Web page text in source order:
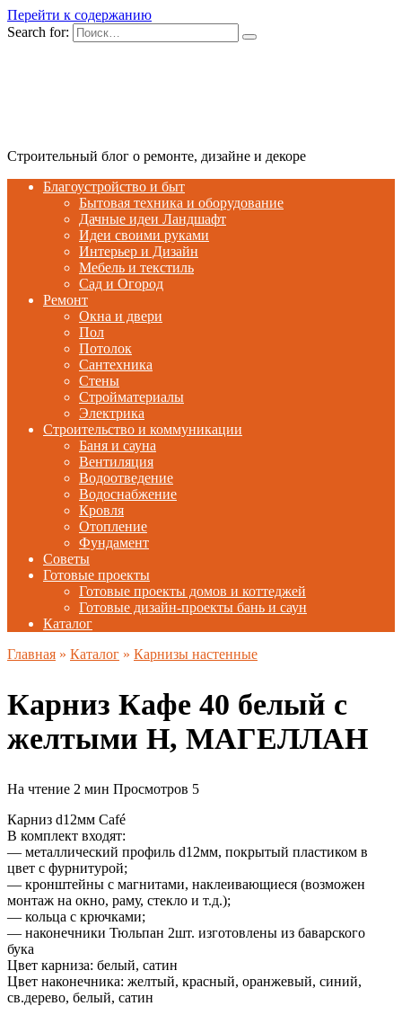
Перейти к содержанию
Search for:
Строительный блог о ремонте, дизайне и декоре
Благоустройство и быт
Бытовая техника и оборудование
Дачные идеи Ландшафт
Идеи своими руками
Интерьер и Дизайн
Мебель и текстиль
Сад и Огород
Ремонт
Окна и двери
Пол
Потолок
Сантехника
Стены
Стройматериалы
Электрика
Строительство и коммуникации
Баня и сауна
Вентиляция
Водоотведение
Водоснабжение
Кровля
Отопление
Фундамент
Советы
Готовые проекты
Готовые проекты домов и коттеджей
Готовые дизайн-проекты бань и саун
Каталог
Главная » Каталог » Карнизы настенные
Карниз Кафе 40 белый с
желтыми Н, МАГЕЛЛАН
На чтение 2 мин Просмотров 5
Карниз d12мм Café
В комплект входят:
— металлический профиль d12мм, покрытый пластиком в
цвет с фурнитурой;
— кронштейны с магнитами, наклеивающиеся (возможен
монтаж на окно, раму, стекло и т.д.);
— кольца с крючками;
— наконечники Тюльпан 2шт. изготовлены из баварского
бука
Цвет карниза: белый, сатин
Цвет наконечника: желтый, красный, оранжевый, синий,
св.дерево, белый, сатин